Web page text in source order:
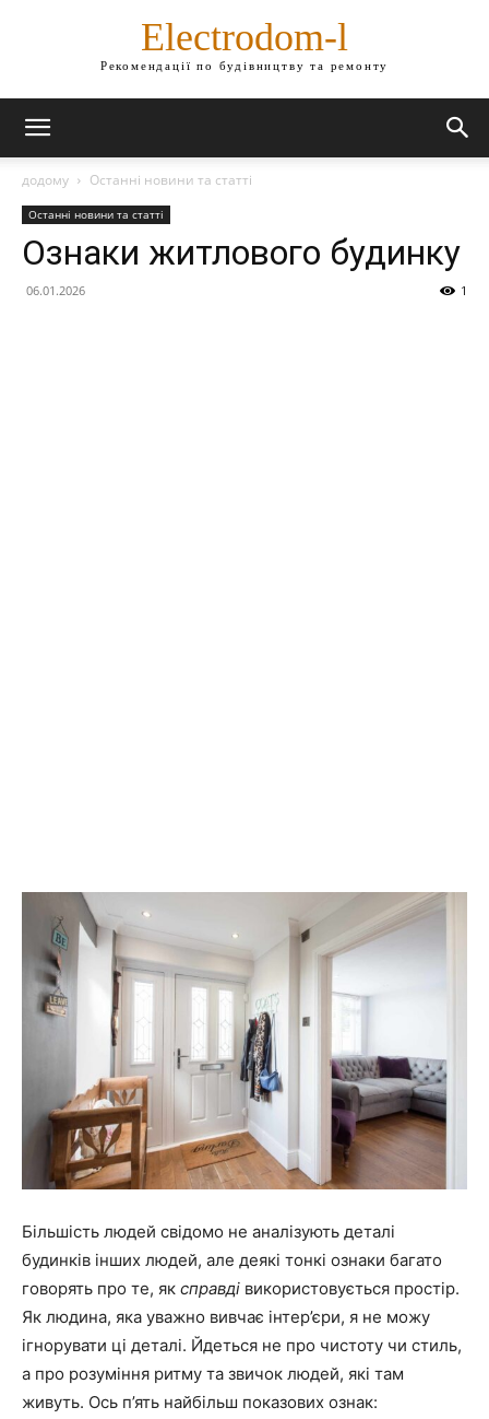
Electrodom-l
Рекомендації по будівництву та ремонту
додому Останні новини та статті
Останні новини та статті
Ознаки житлового будинку
06.01.2026 1
Більшість людей свідомо не аналізують деталі
будинків інших людей, але деякі тонкі ознаки багато
говорять про те, як справді використовується простір.
Як людина, яка уважно вивчає інтер’єри, я не можу
ігнорувати ці деталі. Йдеться не про чистоту чи стиль,
а про розуміння ритму та звичок людей, які там
живуть. Ось п’ять найбільш показових ознак: